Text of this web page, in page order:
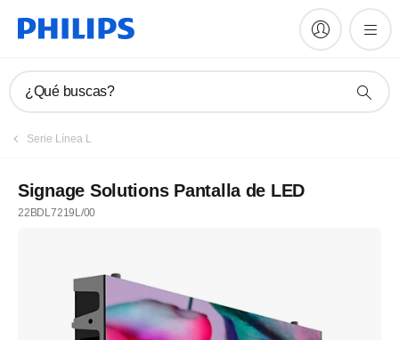
¿Qué buscas?
Serie Línea L
Signage Solutions Pantalla de LED
22BDL7219L/00